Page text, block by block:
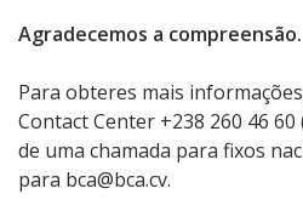
Agradecemos a compreensão.
Para obteres mais
Contact Center +238 260 46
de uma chamada para fixos
para bca@bca.cv.